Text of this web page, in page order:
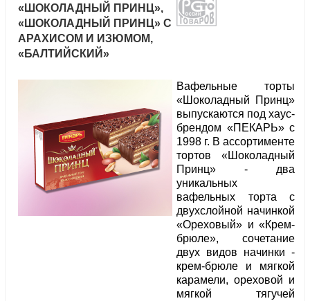
«ШОКОЛАДНЫЙ ПРИНЦ»,
«ШОКОЛАДНЫЙ ПРИНЦ» С
АРАХИСОМ И ИЗЮМОМ,
«БАЛТИЙСКИЙ»
Вафельные торты
«Шоколадный Принц»
выпускаются под хаус-
брендом «ПЕКАРЬ» с
1998 г. В ассортименте
тортов «Шоколадный
Принц» - два
уникальных
вафельных торта с
двухслойной начинкой
«Ореховый» и «Крем-
брюле», сочетание
двух видов начинки -
крем-брюле и мягкой
карамели, ореховой и
мягкой тягучей